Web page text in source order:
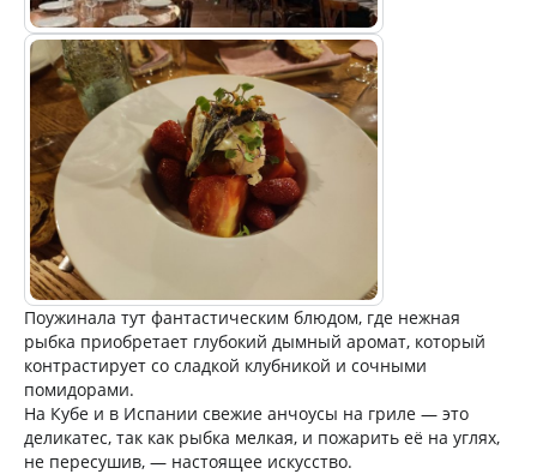
Поужинала тут фантастическим блюдом, где нежная
рыбка приобретает глубокий дымный аромат, который
контрастирует со сладкой клубникой и сочными
помидорами.
На Кубе и в Испании свежие анчоусы на гриле — это
деликатес, так как рыбка мелкая, и пожарить её на углях,
не пересушив, — настоящее искусство.